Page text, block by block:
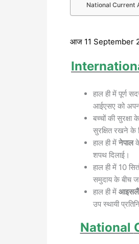
National Current
आज 11 September
हाल ही में पूर्ण
आईएसए को
बच्चों की सुरक्षा
सुरक्षित रखने के
हाल ही में नेपाल
शपथ दिलाई।
हाल ही में 10
समुदाय के बीच
हाल ही में
उप स्थायी
National